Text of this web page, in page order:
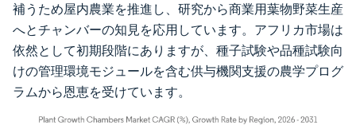
補うため屋内農業を推進し、研究から商業用葉物野菜生産
へとチャンバーの知見を応用しています。アフリカ市場は
依然として初期段階にありますが、種子試験や品種試験向
けの管理環境モジュールを含む供与機関支援の農学プログ
ラムから恩恵を受けています。